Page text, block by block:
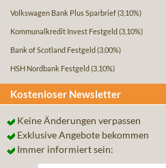
Volkswagen Bank Plus Sparbrief(3,10%)
Kommunalkredit Invest Festgeld (3,10%)
Bank of Scotland Festgeld (3,00%)
HSH Nordbank Festgeld (3,10%)
Kostenloser Newsletter
Keine Änderungen verpassen
Exklusive Angebote bekommen
Immer informiert sein: